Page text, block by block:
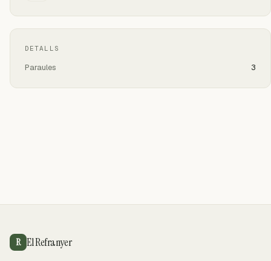
DETALLS
Paraules 3
R El Refranyer